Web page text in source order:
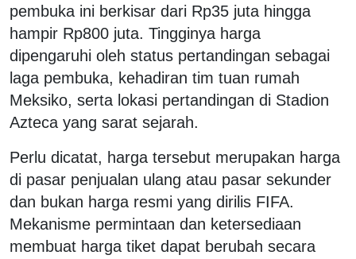
pembuka ini berkisar dari Rp35 juta hingga
hampir Rp800 juta. Tingginya harga
dipengaruhi oleh status pertandingan sebagai
laga pembuka, kehadiran tim tuan rumah
Meksiko, serta lokasi pertandingan di Stadion
Azteca yang sarat sejarah.
Perlu dicatat, harga tersebut merupakan harga
di pasar penjualan ulang atau pasar sekunder
dan bukan harga resmi yang dirilis FIFA.
Mekanisme permintaan dan ketersediaan
membuat harga tiket dapat berubah secara